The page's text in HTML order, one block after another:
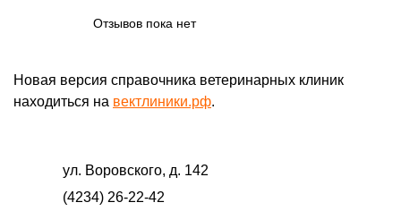
Отзывов пока нет
Новая версия справочника ветеринарных клиник
находиться на вектлиники.рф.
ул. Воровского, д. 142
(4234) 26-22-42